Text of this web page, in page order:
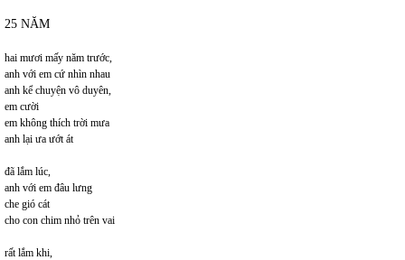
25 NĂM
hai mươi mấy năm trước,
anh với em cứ nhìn nhau
anh kể chuyện vô duyên,
em cười
em không thích trời mưa
anh lại ưa ướt át
đã lắm lúc,
anh với em đâu lưng
che gió cát
cho con chim nhỏ trên vai
rất lắm khi,